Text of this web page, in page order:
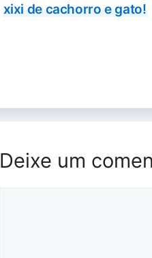
xixi de cachorro e gato!
Deixe um